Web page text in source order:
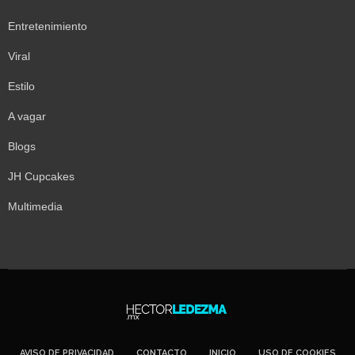
Entretenimiento
Viral
Estilo
A vagar
Blogs
JH Cupcakes
Multimedia
AVISO DE PRIVACIDAD CONTACTO INICIO USO DE COOKIES